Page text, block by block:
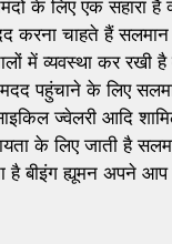
के लिए एक सहारा है
चाहते हैं सलमान
में व्यवस्था कर रखी
मदद पहुंचाने के लिए
ज्वेलरी आदि
के लिए जाती है
है बीइंग ह्यूमन अपने